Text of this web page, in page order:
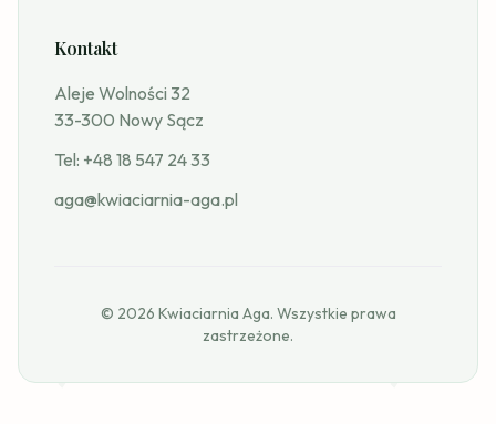
Kontakt
Aleje Wolności 32
33-300 Nowy Sącz
Tel: +48 18 547 24 33
aga@kwiaciarnia-aga.pl
© 2026 Kwiaciarnia Aga. Wszystkie prawa
zastrzeżone.